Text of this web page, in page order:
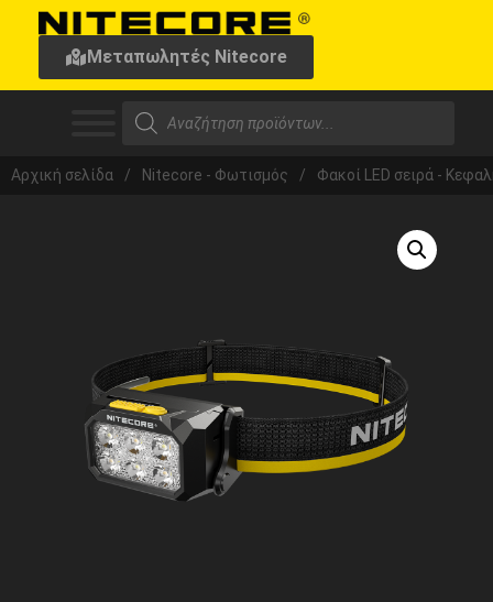
Μεταπωλητές Nitecore
Αρχική σελίδα / Nitecore - Φωτισμός / Φακοί LED σειρά -